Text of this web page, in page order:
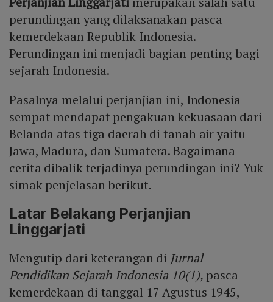
perundingan yang dilaksanakan pasca
kemerdekaan Republik Indonesia.
Perundingan ini menjadi bagian penting bagi
sejarah Indonesia.
Pasalnya melalui perjanjian ini, Indonesia
sempat mendapat pengakuan kekuasaan dari
Belanda atas tiga daerah di tanah air yaitu
Jawa, Madura, dan Sumatera. Bagaimana
cerita dibalik terjadinya perundingan ini? Yuk
simak penjelasan berikut.
Latar Belakang Perjanjian
Linggarjati
Mengutip dari keterangan di Jurnal
Pendidikan Sejarah Indonesia 10(1), pasca
kemerdekaan di tanggal 17 Agustus 1945,